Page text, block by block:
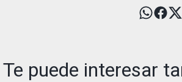
Te puede interesar